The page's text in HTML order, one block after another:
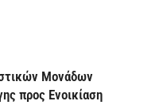
Μονάδων
προς Ενοικίαση